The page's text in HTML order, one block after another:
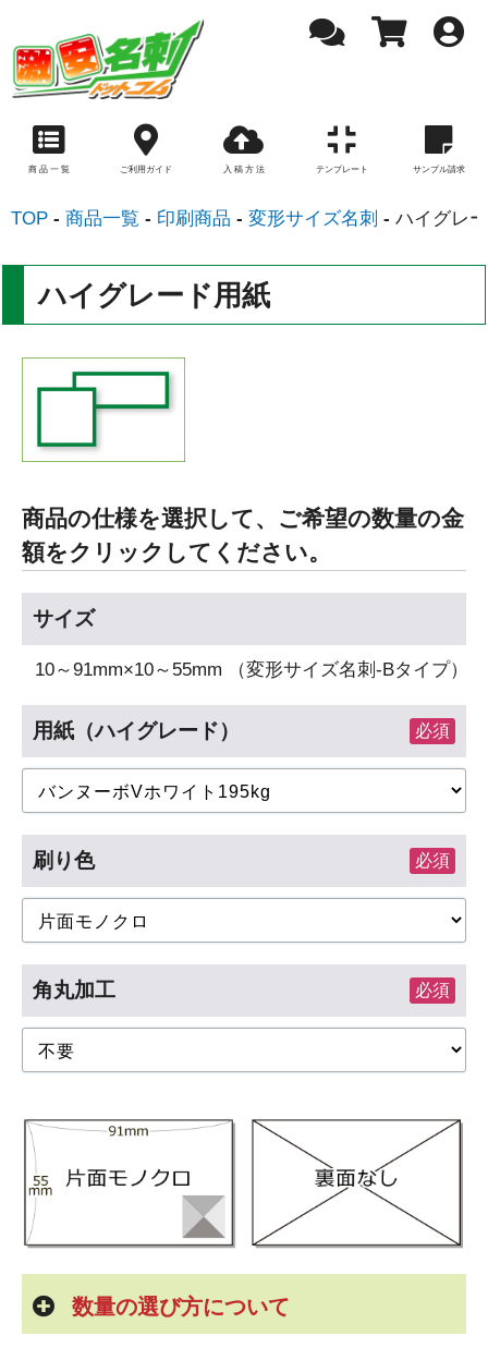
商 品 一 覧 ご利用ガイド 入 稿 方 法 テンプレート サンプル請求
TOP 商品一覧 印刷商品 変形サイズ名刺 ハイグレ
ハイグレード用紙
商品の仕様を選択して、ご希望の数量の金
額をクリックしてください。
サイズ
10～91mm×10～55mm （変形サイズ名刺-Bタイプ）
用紙（ハイグレード） 必須
刷り色 必須
角丸加工 必須
数量の選び方について